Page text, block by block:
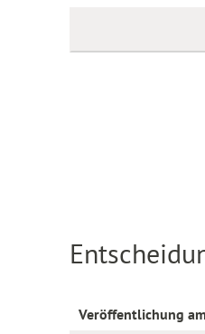
Veröffentlichung am